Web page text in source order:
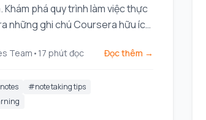
phá quy trình làm việc thực
những ghi chú Coursera hữu ích,
dài.
Team • 17 phút đọc Đọc thêm →
#note taking tips